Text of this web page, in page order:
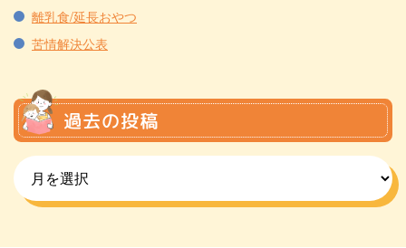
離乳食/延長おやつ
苦情解決公表
過去の投稿